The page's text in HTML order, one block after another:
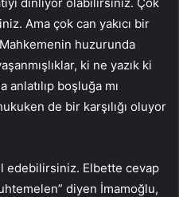
Ama çok can yakıcı bir
huzurunda
ki ne yazık ki
anlatılıp boşluğa mı
de bir karşılığı oluyor
edebilirsiniz. Elbette cevap
diyen İmamoğlu,